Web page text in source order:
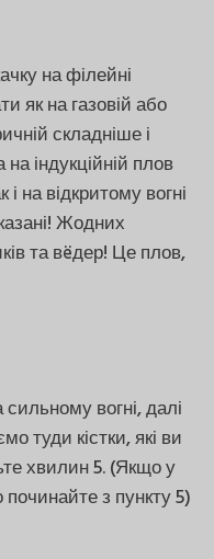
на філейні
як на газовій або
складніше і
індукційній плов
на відкритому вогні
Жодних
та вëдер! Це плов,
вогні, далі
туди кістки, які ви
хвилин 5. (Якщо у
з пункту 5)